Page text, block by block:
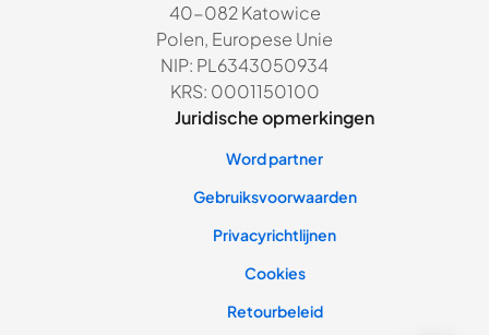
40-082 Katowice
Polen, Europese Unie
NIP: PL6343050934
KRS: 0001150100
Juridische opmerkingen
Word partner
Gebruiksvoorwaarden
Privacyrichtlijnen
Cookies
Retourbeleid